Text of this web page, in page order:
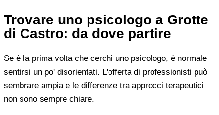
Trovare uno psicologo a Grotte
di Castro: da dove partire
Se è la prima volta che cerchi uno psicologo, è normale
sentirsi un po' disorientati. L'offerta di professionisti può
sembrare ampia e le differenze tra approcci terapeutici
non sono sempre chiare.